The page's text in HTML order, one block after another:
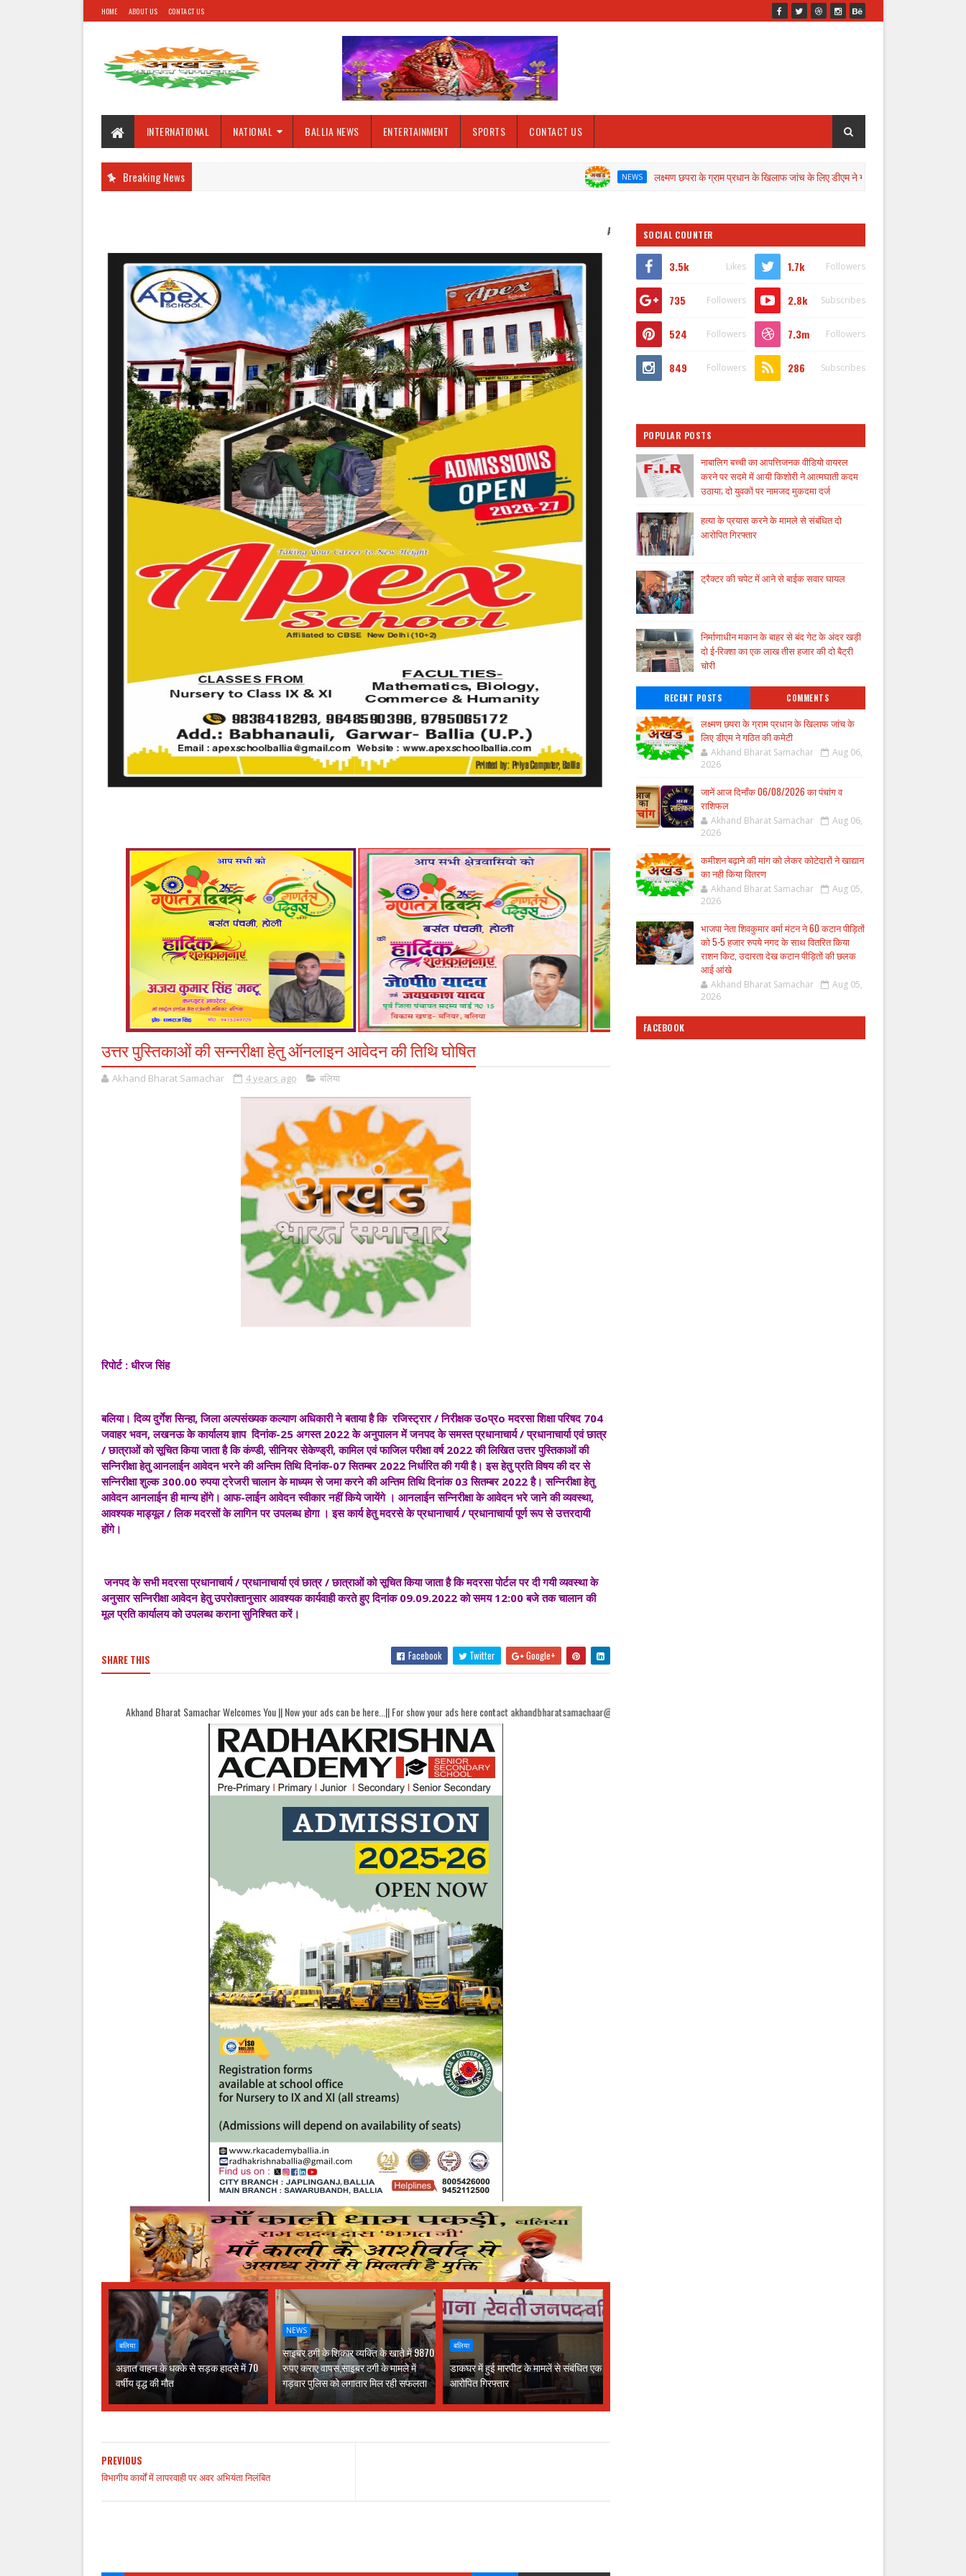
HOME ABOUT US CONTACT US
INTERNATIONAL NATIONAL BALLIA NEWS ENTERTAINMENT SPORTS CONTACT US
Breaking News NEWS लक्ष्मण छपरा के ग्राम प्रधान के खिलाफ जांच के लिए डीएम ने गठित की कमेटी
Akhand Bharat welcomes you
उत्तर पुस्तिकाओं की सन्नरीक्षा हेतु ऑनलाइन आवेदन की तिथि घोषित
Akhand Bharat Samachar 4 years ago बलिया
रिपोर्ट : धीरज सिंह
बलिया। दिव्य दुर्गेश सिन्हा, जिला अल्पसंख्यक कल्याण अधिकारी ने बताया है कि रजिस्ट्रार / निरीक्षक उoप्रo मदरसा शिक्षा परिषद 704
जवाहर भवन, लखनऊ के कार्यालय ज्ञाप दिनांक-25 अगस्त 2022 के अनुपालन में जनपद के समस्त प्रधानाचार्य / प्रधानाचार्या एवं छात्र
/ छात्राओं को सूचित किया जाता है कि कंण्डी, सीनियर सेकेण्ड्री, कामिल एवं फाजिल परीक्षा वर्ष 2022 की लिखित उत्तर पुस्तिकाओं की
सन्निरीक्षा हेतु आनलाईन आवेदन भरने की अन्तिम तिथि दिनांक-07 सितम्बर 2022 निर्धारित की गयी है। इस हेतु प्रति विषय की दर से
सन्निरीक्षा शुल्क 300.00 रुपया ट्रेजरी चालान के माध्यम से जमा करने की अन्तिम तिथि दिनांक 03 सितम्बर 2022 है। सन्निरीक्षा हेतु
आवेदन आनलाईन ही मान्य होंगे। आफ-लाईन आवेदन स्वीकार नहीं किये जायेंगे । आनलाईन सन्निरीक्षा के आवेदन भरे जाने की व्यवस्था,
आवश्यक माड्यूल / लिक मदरसों के लागिन पर उपलब्ध होगा । इस कार्य हेतु मदरसे के प्रधानाचार्य / प्रधानाचार्या पूर्ण रूप से उत्तरदायी
होंगे।
जनपद के सभी मदरसा प्रधानाचार्य / प्रधानाचार्या एवं छात्र / छात्राओं को सूचित किया जाता है कि मदरसा पोर्टल पर दी गयी व्यवस्था के
अनुसार सन्निरीक्षा आवेदन हेतु उपरोक्तानुसार आवश्यक कार्यवाही करते हुए दिनांक 09.09.2022 को समय 12:00 बजे तक चालान की
मूल प्रति कार्यालय को उपलब्ध कराना सुनिश्चित करें।
SHARE THIS Facebook Twitter Google+
Akhand Bharat Samachar Welcomes You || Now your ads can be here...|| For show your ads here contact akhandbharatsamachaar@gmail.com...
बलिया
अज्ञात वाहन के धक्के से सड़क हादसे में 70
वर्षीय वृद्ध की मौत
NEWS
साइबर ठगी के शिकार व्यक्ति के खाते में 9870
रुपए कराए वापस,साइबर ठगी के मामले में
गड़वार पुलिस को लगातार मिल रही सफलता
बलिया
डाकघर में हुई मारपीट के मामलें से संबंधित एक
आरोपित गिरफ्तार
PREVIOUS
विभागीय कार्यों में लापरवाही पर अवर अभियंता निलंबित
SOCIAL COUNTER
3.5k Likes 1.7k Followers
735 Followers 2.8k Subscribes
524 Followers 7.3m Followers
849 Followers 286 Subscribes
POPULAR POSTS
नाबालिग बच्ची का आपत्तिजनक वीडियो वायरल
करने पर सदमे में आयी किशोरी ने आत्मघाती कदम
उठाया; दो युवकों पर नामजद मुकदमा दर्ज
हत्या के प्रयास करने के मामले से संबंधित दो
आरोपित गिरफ्तार
ट्रैक्टर की चपेट में आने से बाईक सवार घायल
निर्माणाधीन मकान के बाहर से बंद गेट के अंदर खड़ी
दो ई-रिक्शा का एक लाख तीस हजार की दो बैट्री
चोरी
RECENT POSTS COMMENTS
लक्ष्मण छपरा के ग्राम प्रधान के खिलाफ जांच के
लिए डीएम ने गठित की कमेटी
Akhand Bharat Samachar
Aug 06,
2026
जानें आज दिनाँक 06/08/2026 का पंचांग व
राशिफल
Akhand Bharat Samachar
Aug 06,
2026
कमीशन बढ़ाने की मांग को लेकर कोटेदारों ने खाद्यान
का नही किया वितरण
Akhand Bharat Samachar
Aug 05,
2026
भाजपा नेता शिवकुमार वर्मा मंटन ने 60 कटान पीड़ितों
को 5-5 हजार रुपये नगद के साथ वितरित किया
राशन किट, उदारता देख कटान पीड़ितों की छलक
आई आंखे
Akhand Bharat Samachar
Aug 05,
2026
FACEBOOK